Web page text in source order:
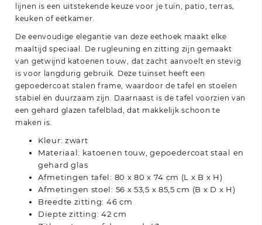
lijnen is een uitstekende keuze voor je tuin, patio, terras,
keuken of eetkamer.
De eenvoudige elegantie van deze eethoek maakt elke
maaltijd speciaal. De rugleuning en zitting zijn gemaakt
van getwijnd katoenen touw, dat zacht aanvoelt en stevig
is voor langdurig gebruik. Deze tuinset heeft een
gepoedercoat stalen frame, waardoor de tafel en stoelen
stabiel en duurzaam zijn. Daarnaast is de tafel voorzien van
een gehard glazen tafelblad, dat makkelijk schoon te
maken is.
Kleur: zwart
Materiaal: katoenen touw, gepoedercoat staal en
gehard glas
Afmetingen tafel: 80 x 80 x 74 cm (L x B x H)
Afmetingen stoel: 56 x 53,5 x 85,5 cm (B x D x H)
Breedte zitting: 46 cm
Diepte zitting: 42 cm